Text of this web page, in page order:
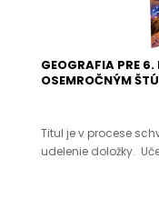
GEOGRAFIA PRE
OSEMROČNÝM
Titul je v procese
udelenie doložky.